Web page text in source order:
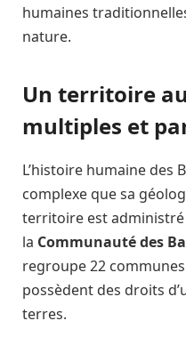
humaines
nature.
Un territoire
multiples et
L’histoire humaine des
complexe que sa
territoire est
la Communauté des
regroupe 22
possèdent des droits
terres.